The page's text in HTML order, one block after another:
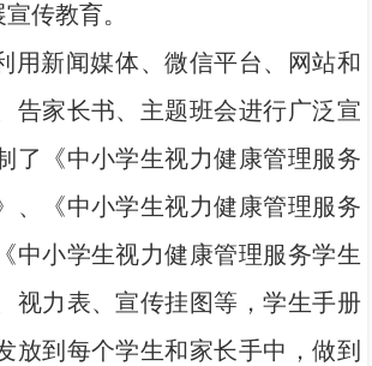
传教育。
用新闻媒体、微信平台、网站和
告家长书、主题班会进行广泛宣
了《中小学生视力健康管理服务
、《中小学生视力健康管理服务
中小学生视力健康管理服务学生
视力表、宣传挂图等，学生手册
放到每个学生和家长手中，做到